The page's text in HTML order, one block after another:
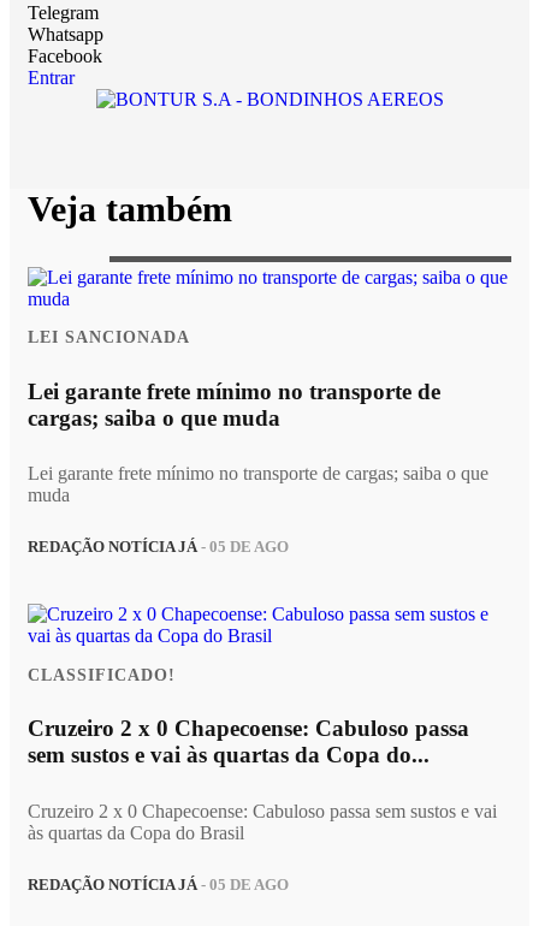
Telegram
Whatsapp
Facebook
Entrar
Veja também
LEI SANCIONADA
Lei garante frete mínimo no transporte de
cargas; saiba o que muda
Lei garante frete mínimo no transporte de cargas; saiba o que
muda
REDAÇÃO NOTÍCIA JÁ- 05 DE AGO
CLASSIFICADO!
Cruzeiro 2 x 0 Chapecoense: Cabuloso passa
sem sustos e vai às quartas da Copa do...
Cruzeiro 2 x 0 Chapecoense: Cabuloso passa sem sustos e vai
às quartas da Copa do Brasil
REDAÇÃO NOTÍCIA JÁ - 05 DE AGO